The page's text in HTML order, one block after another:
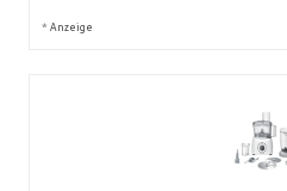
* Anzeige